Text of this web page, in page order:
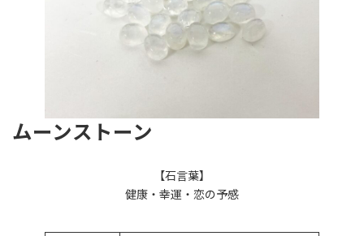
ムーンストーン
【石言葉】
健康・幸運・恋の予感